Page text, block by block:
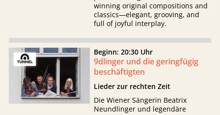
winning original compositions and
classics—elegant, grooving, and
full of joyful interplay.
Beginn: 20:30 Uhr
9dlinger und die geringfügig
beschäftigten
Lieder zur rechten Zeit
Die Wiener Sängerin Beatrix
Neundlinger und legendäre